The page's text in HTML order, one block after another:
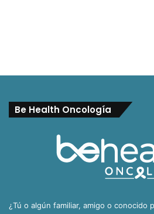
Be Health Oncología
¿Tú o algún familiar, amigo o conocido